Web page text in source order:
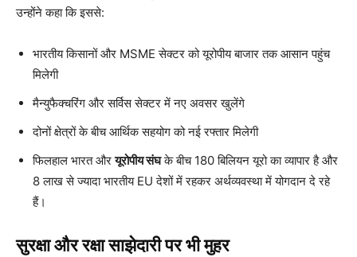
उन्होंने कहा कि इससे:
भारतीय किसानों और MSME सेक्टर को यूरोपीय बाजार तक आसान पहुंच
मिलेगी
मैन्युफैक्चरिंग और सर्विस सेक्टर में नए अवसर खुलेंगे
दोनों क्षेत्रों के बीच आर्थिक सहयोग को नई रफ्तार मिलेगी
फिलहाल भारत औरयूरोपीय संघके बीच 180 बिलियन यूरो का व्यापार है और
8 लाख से ज्यादा भारतीय EU देशों में रहकर अर्थव्यवस्था में योगदान दे रहे
हैं।
सुरक्षा और रक्षा साझेदारी पर भी मुहर